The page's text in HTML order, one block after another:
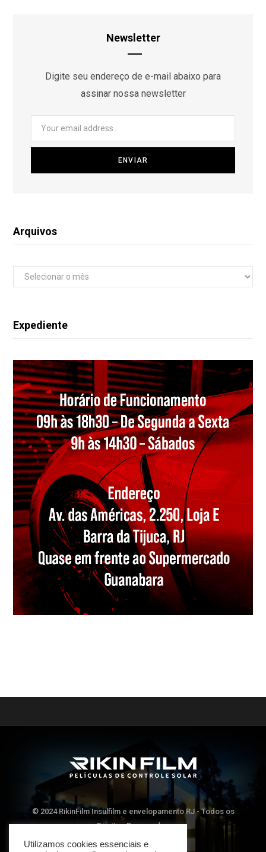
Newsletter
Digite seu endereço de e-mail abaixo para
assinar nossa newsletter
Arquivos
Arquivos
Expediente
© 2024 RikinFilm Insulfilm e envelopamento RJ - Todos os
Direitos Reservados
Utilizamos cookies essenciais e